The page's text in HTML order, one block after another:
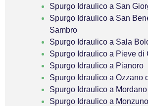
Spurgo Idraulico a San
Spurgo Idraulico a San
Sambro
Spurgo Idraulico a Sala
Spurgo Idraulico a Pieve di
Spurgo Idraulico a Pianoro
Spurgo Idraulico a Ozzano
Spurgo Idraulico a Mordano
Spurgo Idraulico a Monzuno